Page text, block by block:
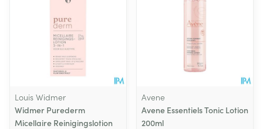
Louis Widmer
Widmer Purederm
Micellaire Reinigingslotion
Avene
Avene Essentiels Tonic Lotion
200ml